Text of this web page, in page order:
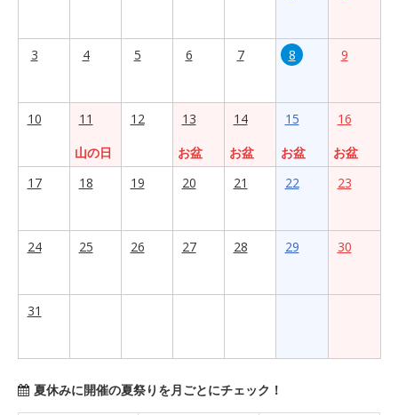
3 4 5 6 7 8 9
10
11
山の日
12
13
お盆
14
お盆
15
お盆
16
お盆
17
18 19 20 21 22 23
24 25 26 27 28 29 30
31
夏休みに開催の夏祭りを月ごとにチェック！